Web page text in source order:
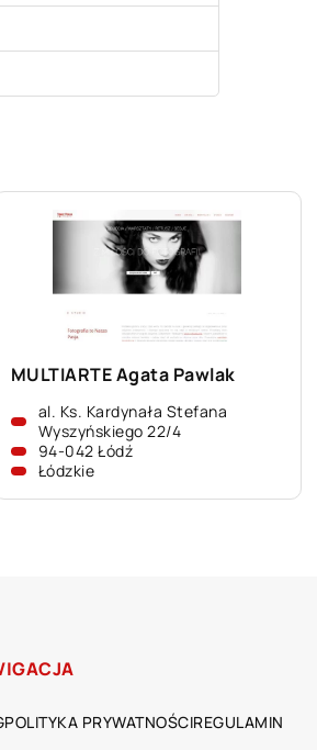
MULTIARTE Agata Pawlak
al. Ks. Kardynała Stefana
Wyszyńskiego 22/4
94-042 Łódź
Łódzkie
POLITYKA PRYWATNOŚCIREGULAMIN